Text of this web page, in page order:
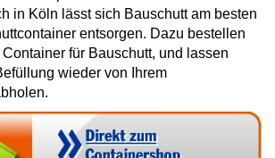
in Köln lässt sich Bauschutt am besten
entsorgen. Dazu bestellen
für Bauschutt, und lassen
wieder von Ihrem